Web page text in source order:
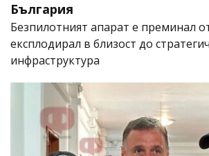
България
Безпилотният апарат е преминал
експлодирал в близост до
инфраструктура